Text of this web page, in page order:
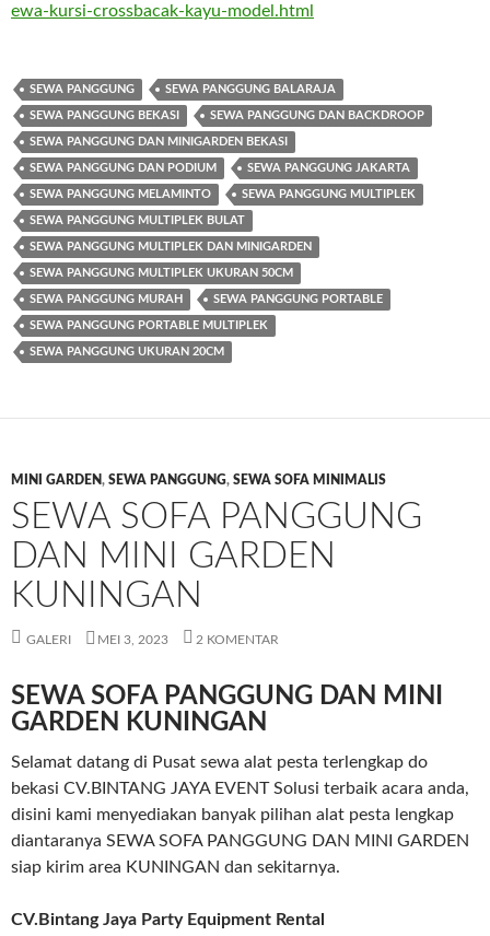
ewa-kursi-crossbacak-kayu-model.html
SEWA PANGGUNG SEWA PANGGUNG BALARAJA
SEWA PANGGUNG BEKASI SEWA PANGGUNG DAN BACKDROOP
SEWA PANGGUNG DAN MINIGARDEN BEKASI
SEWA PANGGUNG DAN PODIUM SEWA PANGGUNG JAKARTA
SEWA PANGGUNG MELAMINTO SEWA PANGGUNG MULTIPLEK
SEWA PANGGUNG MULTIPLEK BULAT
SEWA PANGGUNG MULTIPLEK DAN MINIGARDEN
SEWA PANGGUNG MULTIPLEK UKURAN 50CM
SEWA PANGGUNG MURAH SEWA PANGGUNG PORTABLE
SEWA PANGGUNG PORTABLE MULTIPLEK
SEWA PANGGUNG UKURAN 20CM
MINI GARDEN, SEWA PANGGUNG, SEWA SOFA MINIMALIS
SEWA SOFA PANGGUNG
DAN MINI GARDEN
KUNINGAN
GALERI MEI 3, 2023 2 KOMENTAR
SEWA SOFA PANGGUNG DAN MINI
GARDEN KUNINGAN
Selamat datang di Pusat sewa alat pesta terlengkap do
bekasi CV.BINTANG JAYA EVENT Solusi terbaik acara anda,
disini kami menyediakan banyak pilihan alat pesta lengkap
diantaranya SEWA SOFA PANGGUNG DAN MINI GARDEN
siap kirim area KUNINGAN dan sekitarnya.
CV.Bintang Jaya Party Equipment Rental